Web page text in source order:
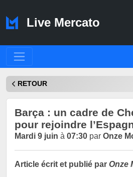
Live Mercato
RETOUR
Barça : un cadre de
pour rejoindre
Mardi 9 juin à 07:30 par Onze
Article écrit et publié par Onze